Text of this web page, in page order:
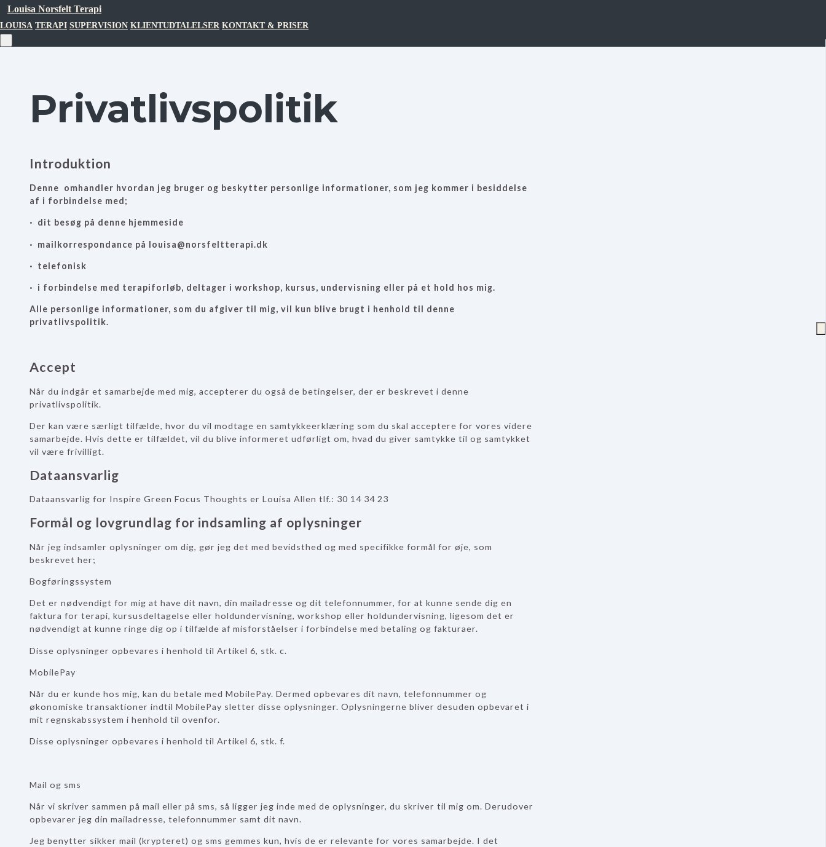
Louisa Norsfelt Terapi
LOUISA TERAPI SUPERVISION KLIENTUDTALELSER KONTAKT & PRISER
Privatlivspolitik
Introduktion
Denne omhandler hvordan jeg bruger og beskytter personlige informationer, som jeg kommer i besiddelse
af i forbindelse med;
· dit besøg på denne hjemmeside
· mailkorrespondance på louisa@norsfeltterapi.dk
· telefonisk
· i forbindelse med terapiforløb, deltager i workshop, kursus, undervisning eller på et hold hos mig.
Alle personlige informationer, som du afgiver til mig, vil kun blive brugt i henhold til denne
privatlivspolitik.
Accept
Når du indgår et samarbejde med mig, accepterer du også de betingelser, der er beskrevet i denne
privatlivspolitik.
Der kan være særligt tilfælde, hvor du vil modtage en samtykkeerklæring som du skal acceptere for vores videre
samarbejde. Hvis dette er tilfældet, vil du blive informeret udførligt om, hvad du giver samtykke til og samtykket
vil være frivilligt.
Dataansvarlig
Dataansvarlig for Inspire Green Focus Thoughts er Louisa Allen tlf.: 30 14 34 23
Formål og lovgrundlag for indsamling af oplysninger
Når jeg indsamler oplysninger om dig, gør jeg det med bevidsthed og med specifikke formål for øje, som
beskrevet her;
Bogføringssystem
Det er nødvendigt for mig at have dit navn, din mailadresse og dit telefonnummer, for at kunne sende dig en
faktura for terapi, kursusdeltagelse eller holdundervisning, workshop eller holdundervisning, ligesom det er
nødvendigt at kunne ringe dig op i tilfælde af misforståelser i forbindelse med betaling og fakturaer.
Disse oplysninger opbevares i henhold til Artikel 6, stk. c.
MobilePay
Når du er kunde hos mig, kan du betale med MobilePay. Dermed opbevares dit navn, telefonnummer og
økonomiske transaktioner indtil MobilePay sletter disse oplysninger. Oplysningerne bliver desuden opbevaret i
mit regnskabssystem i henhold til ovenfor.
Disse oplysninger opbevares i henhold til Artikel 6, stk. f.
Mail og sms
Når vi skriver sammen på mail eller på sms, så ligger jeg inde med de oplysninger, du skriver til mig om. Derudover
opbevarer jeg din mailadresse, telefonnummer samt dit navn.
Jeg benytter sikker mail (krypteret) og sms gemmes kun, hvis de er relevante for vores samarbejde. I det